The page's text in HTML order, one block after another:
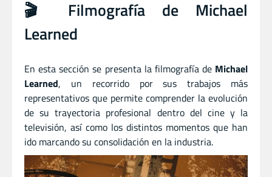
🎬 Filmografía de Michael
Learned
En esta sección se presenta la filmografía de Michael
Learned, un recorrido por sus trabajos más
representativos que permite comprender la evolución
de su trayectoria profesional dentro del cine y la
televisión, así como los distintos momentos que han
ido marcando su consolidación en la industria.